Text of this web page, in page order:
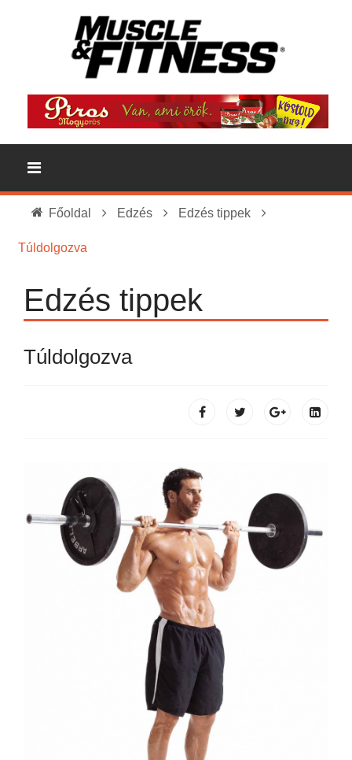
Főoldal Edzés Edzés tippek
Túldolgozva
Edzés tippek
Túldolgozva